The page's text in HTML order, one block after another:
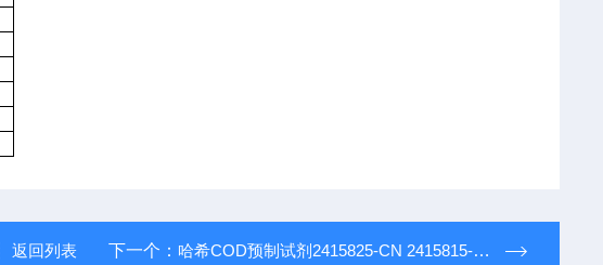
返回列表 下一个： 哈希COD预制试剂2415825-CN 2415815-CN